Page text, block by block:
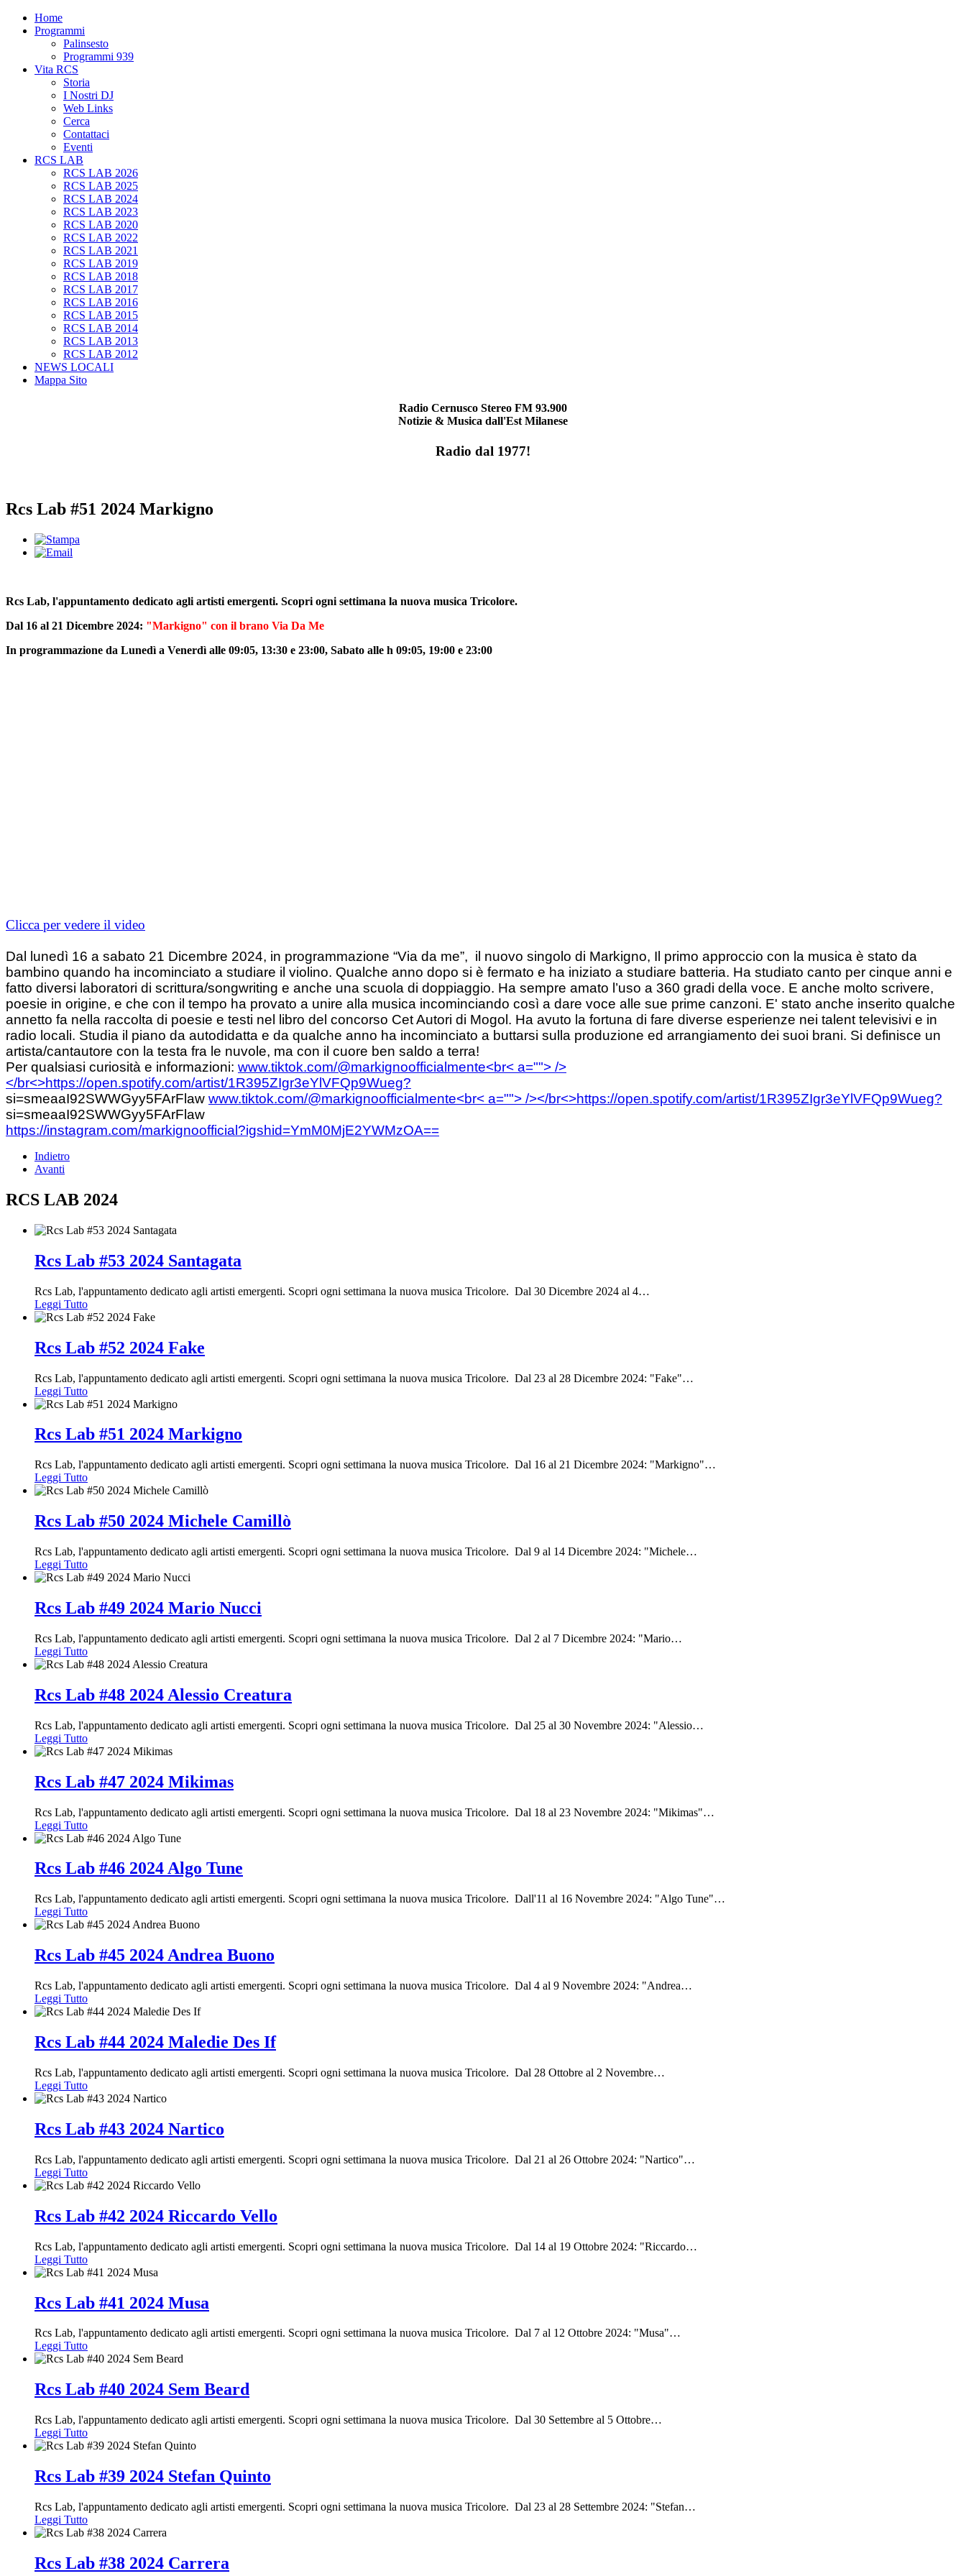
Home
Programmi
Palinsesto
Programmi 939
Vita RCS
Storia
I Nostri DJ
Web Links
Cerca
Contattaci
Eventi
RCS LAB
RCS LAB 2026
RCS LAB 2025
RCS LAB 2024
RCS LAB 2023
RCS LAB 2020
RCS LAB 2022
RCS LAB 2021
RCS LAB 2019
RCS LAB 2018
RCS LAB 2017
RCS LAB 2016
RCS LAB 2015
RCS LAB 2014
RCS LAB 2013
RCS LAB 2012
NEWS LOCALI
Mappa Sito
Radio Cernusco Stereo FM 93.900
Notizie & Musica dall'Est Milanese
Radio dal 1977!
Rcs Lab #51 2024 Markigno
Rcs Lab, l'appuntamento dedicato agli artisti emergenti. Scopri ogni settimana la nuova musica Tricolore.
Dal 16 al 21 Dicembre 2024: "Markigno" con il brano Via Da Me
In programmazione da Lunedì a Venerdì alle 09:05, 13:30 e 23:00, Sabato alle h 09:05, 19:00 e 23:00
Clicca per vedere il video
Dal lunedì 16 a sabato 21 Dicembre 2024, in programmazione “Via da me”, il nuovo singolo di Markigno, Il primo approccio con la musica è stato da
bambino quando ha incominciato a studiare il violino. Qualche anno dopo si è fermato e ha iniziato a studiare batteria. Ha studiato canto per cinque anni e
fatto diversi laboratori di scrittura/songwriting e anche una scuola di doppiaggio. Ha sempre amato l’uso a 360 gradi della voce. E anche molto scrivere,
poesie in origine, e che con il tempo ha provato a unire alla musica incominciando così a dare voce alle sue prime canzoni. E' stato anche inserito qualche
annetto fa nella raccolta di poesie e testi nel libro del concorso Cet Autori di Mogol. Ha avuto la fortuna di fare diverse esperienze nei talent televisivi e in
radio locali. Studia il piano da autodidatta e da qualche anno ha incominciato a buttarsi sulla produzione ed arrangiamento dei suoi brani. Si definisce un
artista/cantautore con la testa fra le nuvole, ma con il cuore ben saldo a terra!
Per qualsiasi curiosità e informazioni: www.tiktok.com/@markignoofficialmente<br< a=""> />
</br<>https://open.spotify.com/artist/1R395ZIgr3eYlVFQp9Wueg?
si=smeaaI92SWWGyy5FArFlaw www.tiktok.com/@markignoofficialmente<br< a=""> /></br<>https://open.spotify.com/artist/1R395ZIgr3eYlVFQp9Wueg?
si=smeaaI92SWWGyy5FArFlaw
https://instagram.com/markignoofficial?igshid=YmM0MjE2YWMzOA==
Indietro
Avanti
RCS LAB 2024
Rcs Lab #53 2024 Santagata
Rcs Lab, l'appuntamento dedicato agli artisti emergenti. Scopri ogni settimana la nuova musica Tricolore. Dal 30 Dicembre 2024 al 4…
Leggi Tutto
Rcs Lab #52 2024 Fake
Rcs Lab, l'appuntamento dedicato agli artisti emergenti. Scopri ogni settimana la nuova musica Tricolore. Dal 23 al 28 Dicembre 2024: "Fake"…
Leggi Tutto
Rcs Lab #51 2024 Markigno
Rcs Lab, l'appuntamento dedicato agli artisti emergenti. Scopri ogni settimana la nuova musica Tricolore. Dal 16 al 21 Dicembre 2024: "Markigno"…
Leggi Tutto
Rcs Lab #50 2024 Michele Camillò
Rcs Lab, l'appuntamento dedicato agli artisti emergenti. Scopri ogni settimana la nuova musica Tricolore. Dal 9 al 14 Dicembre 2024: "Michele…
Leggi Tutto
Rcs Lab #49 2024 Mario Nucci
Rcs Lab, l'appuntamento dedicato agli artisti emergenti. Scopri ogni settimana la nuova musica Tricolore. Dal 2 al 7 Dicembre 2024: "Mario…
Leggi Tutto
Rcs Lab #48 2024 Alessio Creatura
Rcs Lab, l'appuntamento dedicato agli artisti emergenti. Scopri ogni settimana la nuova musica Tricolore. Dal 25 al 30 Novembre 2024: "Alessio…
Leggi Tutto
Rcs Lab #47 2024 Mikimas
Rcs Lab, l'appuntamento dedicato agli artisti emergenti. Scopri ogni settimana la nuova musica Tricolore. Dal 18 al 23 Novembre 2024: "Mikimas"…
Leggi Tutto
Rcs Lab #46 2024 Algo Tune
Rcs Lab, l'appuntamento dedicato agli artisti emergenti. Scopri ogni settimana la nuova musica Tricolore. Dall'11 al 16 Novembre 2024: "Algo Tune"…
Leggi Tutto
Rcs Lab #45 2024 Andrea Buono
Rcs Lab, l'appuntamento dedicato agli artisti emergenti. Scopri ogni settimana la nuova musica Tricolore. Dal 4 al 9 Novembre 2024: "Andrea…
Leggi Tutto
Rcs Lab #44 2024 Maledie Des If
Rcs Lab, l'appuntamento dedicato agli artisti emergenti. Scopri ogni settimana la nuova musica Tricolore. Dal 28 Ottobre al 2 Novembre…
Leggi Tutto
Rcs Lab #43 2024 Nartico
Rcs Lab, l'appuntamento dedicato agli artisti emergenti. Scopri ogni settimana la nuova musica Tricolore. Dal 21 al 26 Ottobre 2024: "Nartico"…
Leggi Tutto
Rcs Lab #42 2024 Riccardo Vello
Rcs Lab, l'appuntamento dedicato agli artisti emergenti. Scopri ogni settimana la nuova musica Tricolore. Dal 14 al 19 Ottobre 2024: "Riccardo…
Leggi Tutto
Rcs Lab #41 2024 Musa
Rcs Lab, l'appuntamento dedicato agli artisti emergenti. Scopri ogni settimana la nuova musica Tricolore. Dal 7 al 12 Ottobre 2024: "Musa"…
Leggi Tutto
Rcs Lab #40 2024 Sem Beard
Rcs Lab, l'appuntamento dedicato agli artisti emergenti. Scopri ogni settimana la nuova musica Tricolore. Dal 30 Settembre al 5 Ottobre…
Leggi Tutto
Rcs Lab #39 2024 Stefan Quinto
Rcs Lab, l'appuntamento dedicato agli artisti emergenti. Scopri ogni settimana la nuova musica Tricolore. Dal 23 al 28 Settembre 2024: "Stefan…
Leggi Tutto
Rcs Lab #38 2024 Carrera